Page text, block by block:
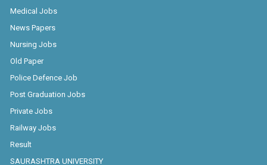
Medical Jobs
News Papers
Nursing Jobs
Old Paper
Police Defence Job
Post Graduation Jobs
Private Jobs
Railway Jobs
Result
SAURASHTRA UNIVERSITY